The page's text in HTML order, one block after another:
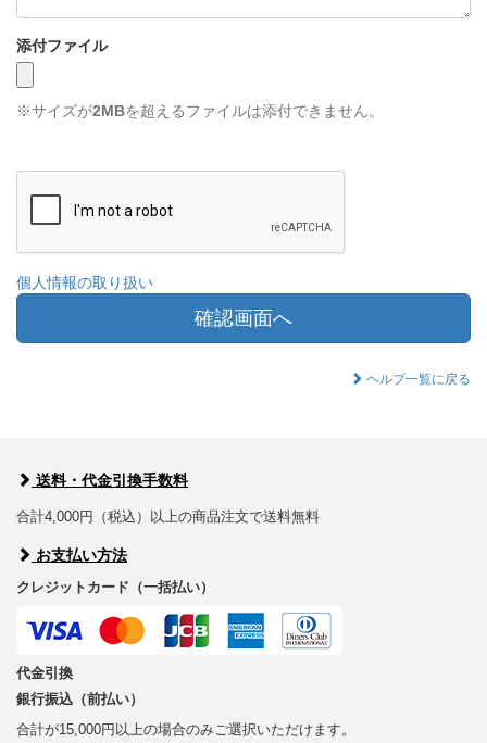
添付ファイル
※サイズが2MBを超えるファイルは添付できません。
個人情報の取り扱い
確認画面へ
ヘルプ一覧に戻る
送料・代金引換手数料
合計4,000円（税込）以上の商品注文で送料無料
お支払い方法
クレジットカード（一括払い）
代金引換
銀行振込（前払い）
合計が15,000円以上の場合のみご選択いただけます。